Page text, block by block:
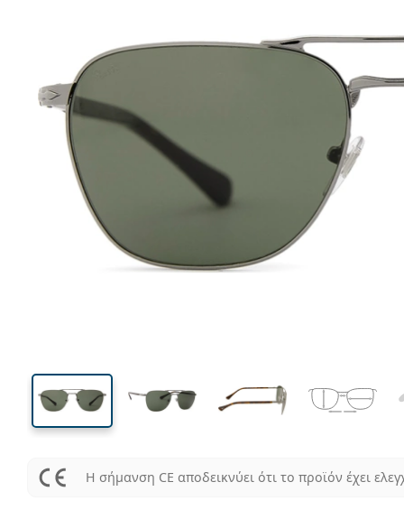
Μήκος σκελετού
43 mm
Ύψος φακού
55 mm
Μήκος φακού
Η σήμανση CE αποδεικνύει ότι το προϊόν έχει